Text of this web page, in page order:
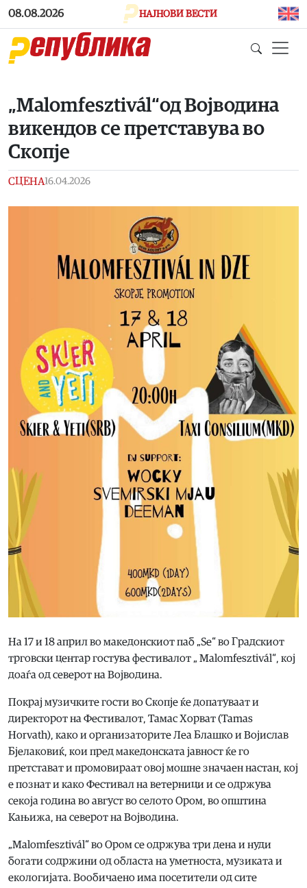
Skip to main content
08.08.2026 НАЈНОВИ ВЕСТИ
„Malomfesztivál“од Војводина
викендов се претставува во
Скопје
СЦЕНА16.04.2026
На 17 и 18 април во македонскиот паб „Ѕе“ во Градскиот
трговски центар гостува фестивалот „ Malomfesztivál“, кој
доаѓа од северот на Војводина.
Покрај музичките гости во Скопје ќе допатуваат и
директорот на Фестивалот, Тамас Хорват (Tamas
Horvath), како и организаторите Леа Блашко и Војислав
Бјелаковиќ, кои пред македонската јавност ќе го
претстават и промовираат овој мошне значаен настан, кој
е познат и како Фестивал на ветерници и се одржува
секоја година во август во селото Ором, во општина
Кањижа, на северот на Војводина.
„Malomfesztivál“ во Ором се одржува три дена и нуди
богати содржини од областа на уметноста, музиката и
екологијата. Вообичаено има посетители од сите